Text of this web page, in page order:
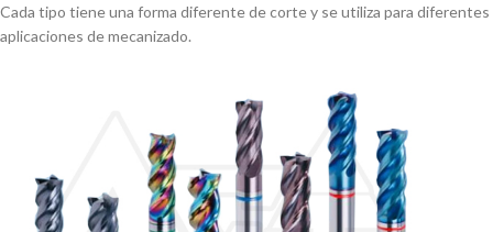
Cada tipo tiene una forma diferente de corte y se utiliza para diferentes
aplicaciones de mecanizado.